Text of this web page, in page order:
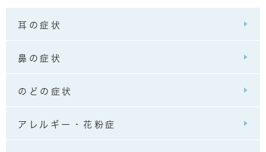
耳の症状
鼻の症状
のどの症状
アレルギー・花粉症